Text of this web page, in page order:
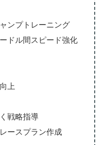
ンプトレーニング
ドル間スピード強化
上
戦略指導
ースプラン作成